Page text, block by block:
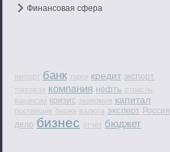
Финансовая сфера
импорт банк торги кредит экспорт
торговля компания нефть отрасль
вакансии кризис экономия капитал
поставщик биржа валюта эксперт Россия
дело бизнес отчёт бюджет